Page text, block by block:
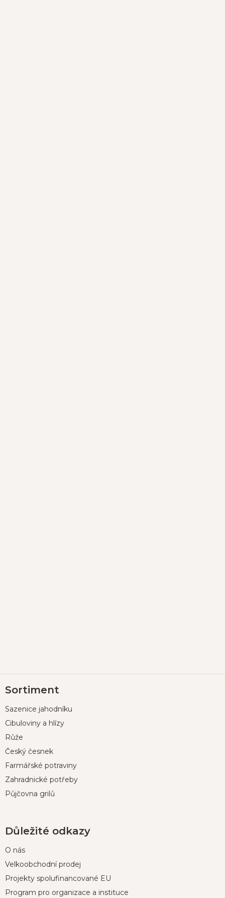
á
a
Sortiment
Sazenice jahodníku
Cibuloviny a hlízy
Růže
Český česnek
Farmářské potraviny
Zahradnické potřeby
Půjčovna grilů
Důležité odkazy
O nás
Velkoobchodní prodej
Projekty spolufinancované EU
Program pro organizace a instituce